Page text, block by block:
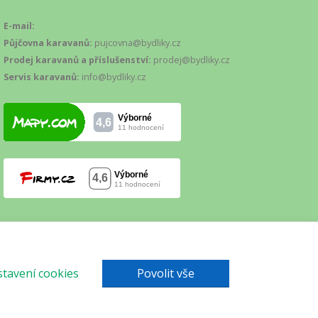
cookies Povolit vše
E-mail:
Půjčovna karavanů: pujcovna@bydliky.cz
Prodej karavanů a příslušenství: prodej@bydliky.cz
Servis karavanů: info@bydliky.cz
Mapa webu